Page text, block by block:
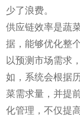
少了浪费。
供应链效率是蔬
据，能够优化整
以预测市场需求
如，系统会根据
菜需求量，并提
化管理，不仅提